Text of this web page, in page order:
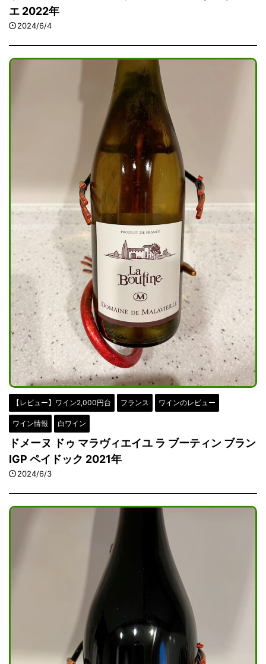
エ 2022年
2024/6/4
【レビュー】ワイン2,000円台 フランス ワインのレビュー
ワイン情報 白ワイン
ドメーヌ ドゥ マラヴィエイユ ラ ブーティン ブラン
IGP ペイドック 2021年
2024/6/3